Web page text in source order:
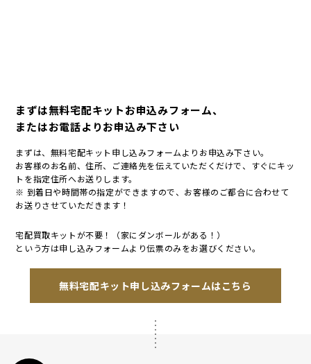
まずは無料宅配キットお申込みフォーム、
またはお電話よりお申込み下さい
まずは、無料宅配キット申し込みフォームよりお申込み下さい。
お客様のお名前、住所、ご連絡先を伝えていただくだけで、すぐにキッ
トを指定住所へお送りします。
※ 到着日や時間帯の指定ができますので、お客様のご都合に合わせて
お送りさせていただきます！
宅配買取キットが不要！（家にダンボールがある！）
という方は申し込みフォームより伝票のみをお選びください。
無料宅配キット申し込みフォームはこちら